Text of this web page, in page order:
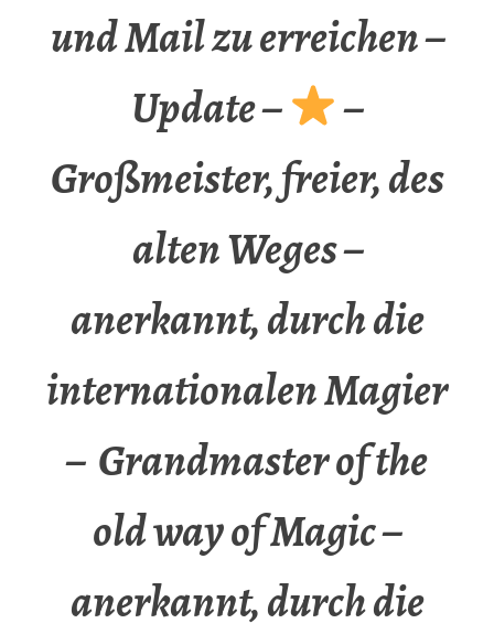
und Mail zu erreichen –
Update –
–
Großmeister, freier, des
alten Weges –
anerkannt, durch die
internationalen Magier
– Grandmaster of the
old way of Magic –
anerkannt, durch die